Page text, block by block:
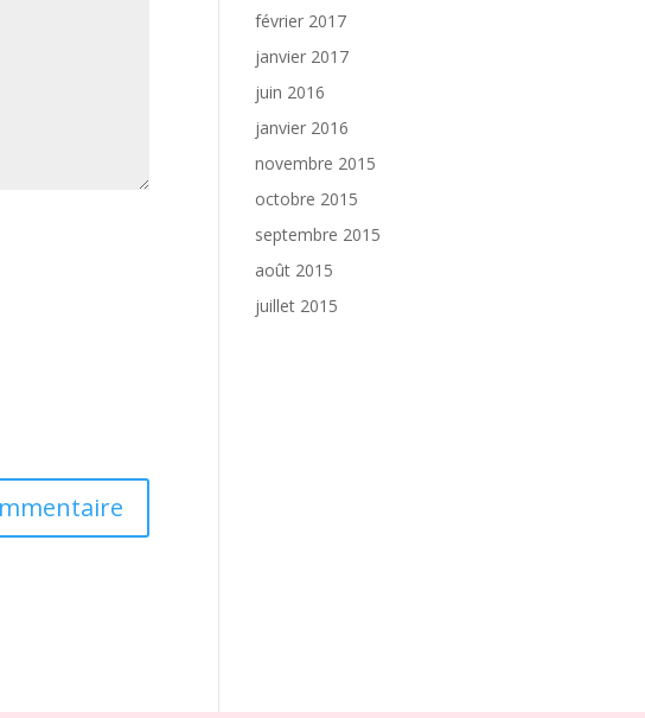
février 2017
janvier 2017
juin 2016
janvier 2016
novembre 2015
octobre 2015
septembre 2015
août 2015
juillet 2015